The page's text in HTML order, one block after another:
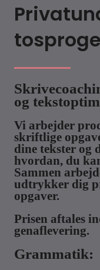
og
Vi arbejder
skriftlige
dine tekster og
hvordan, du
Sammen
udtrykker dig
opgaver.
Prisen aftales
genaflevering.
Grammatik: